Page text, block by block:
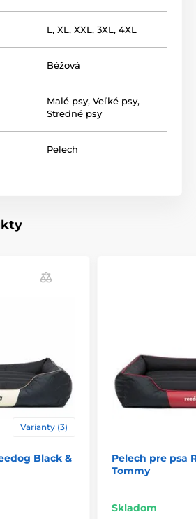
se bude mírně lišit, maximálně
materiál
L, XL, XXL, 3XL, 4XL
Béžová
Malé psy, Veľké psy,
Stredné psy
Pelech
Varianty (3)
Black &
Pelech pre psa
Tommy
Skladom